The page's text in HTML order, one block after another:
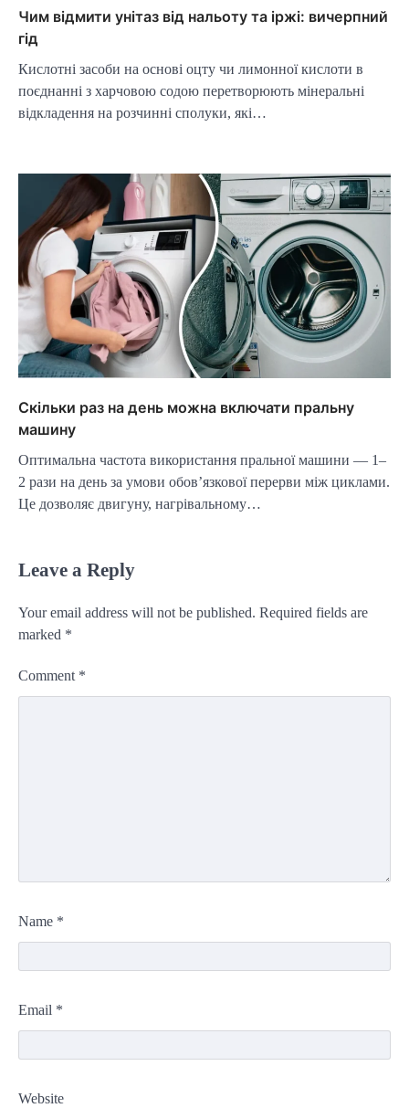
Чим відмити унітаз від нальоту та іржі: вичерпний
гід
Кислотні засоби на основі оцту чи лимонної кислоти в
поєднанні з харчовою содою перетворюють мінеральні
відкладення на розчинні сполуки, які…
Скільки раз на день можна включати пральну
машину
Оптимальна частота використання пральної машини — 1–
2 рази на день за умови обов’язкової перерви між циклами.
Це дозволяє двигуну, нагрівальному…
Leave a Reply
Your email address will not be published. Required fields are
marked *
Comment *
Name *
Email *
Website